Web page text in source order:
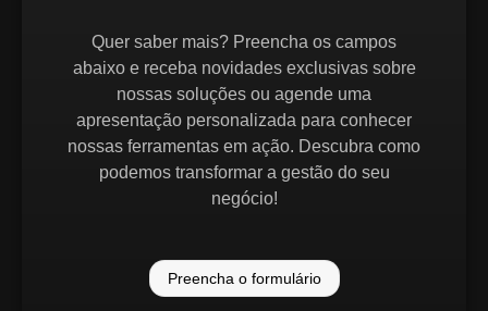
Quer saber mais? Preencha os campos
abaixo e receba novidades exclusivas sobre
nossas soluções ou agende uma
apresentação personalizada para conhecer
nossas ferramentas em ação. Descubra como
podemos transformar a gestão do seu
negócio!
Preencha o formulário